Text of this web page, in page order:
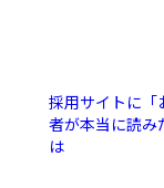
採用サイトに「
者が本当に読み
は